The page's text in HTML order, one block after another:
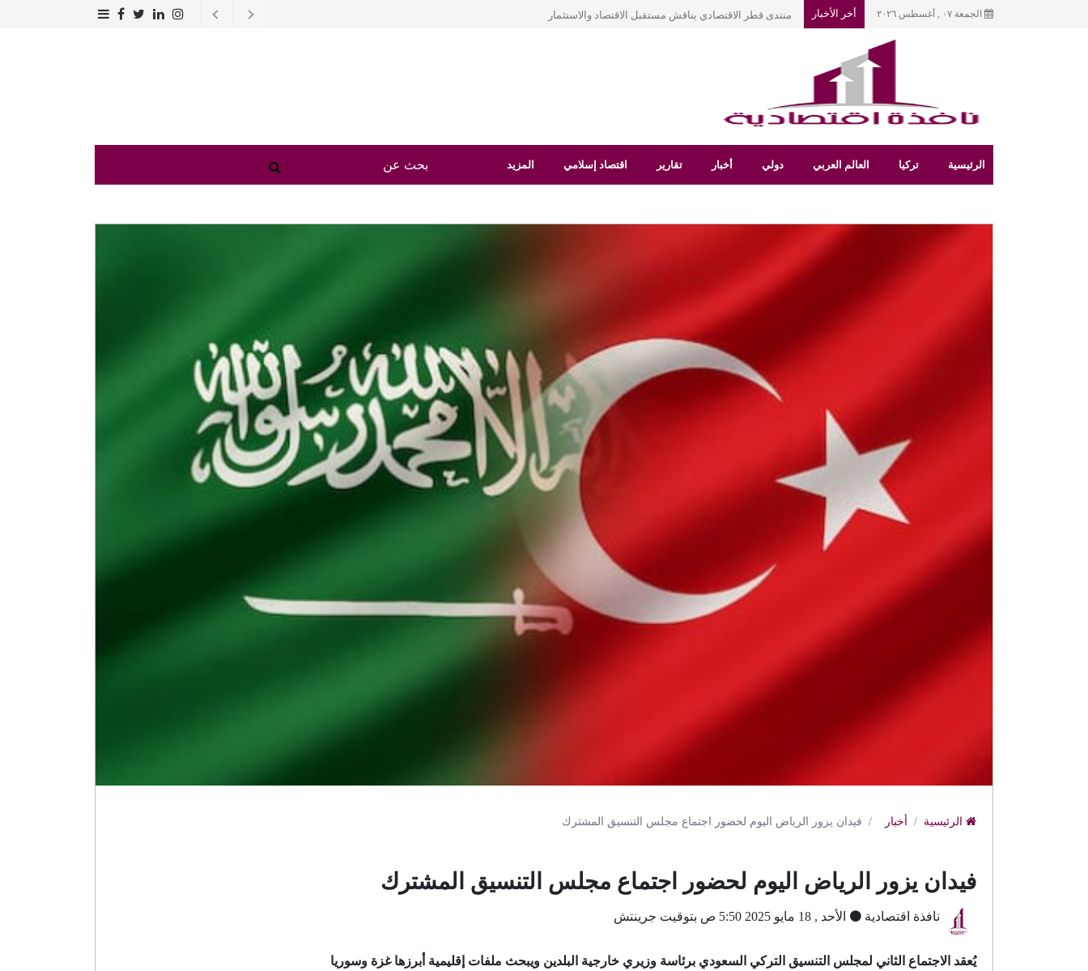
الجمعة ٠٧ , أغسطس ٢٠٢٦ أخر الأخبار بغداد.. مقترح لإنشاء صندوق عربي لإعادة الإعمار بعد الأزمات
الرئيسية تركيا العالم العربي دولي أخبار تقارير اقتصاد إسلامي المزيد
أخبار فيدان يزور الرياض اليوم لحضور اجتماع مجلس التنسيق المشترك
فيدان يزور الرياض اليوم لحضور اجتماع مجلس التنسيق المشترك
نافذة اقتصادية الأحد , 18 مايو 2025 5:50 ص بتوقيت جرينتش
يُعقد الاجتماع الثاني لمجلس التنسيق التركي السعودي برئاسة وزيري خارجية البلدين ويبحث ملفات إقليمية أبرزها غزة وسوريا